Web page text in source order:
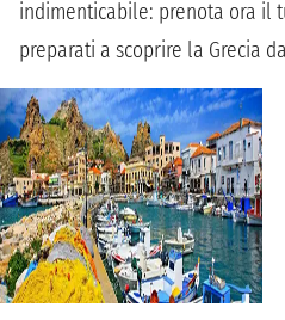
indimenticabile: prenota ora il
preparati a scoprire la Grecia